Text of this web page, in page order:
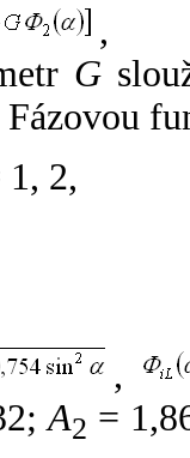
,
G
1, 2,
,
A2 =